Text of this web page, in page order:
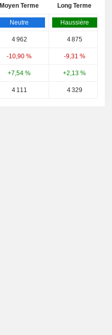
Moyen Terme Long Terme
Neutre Haussière
4 962 4 875
-10,90 % -9,31 %
+7,54 % +2,13 %
4 111 4 329